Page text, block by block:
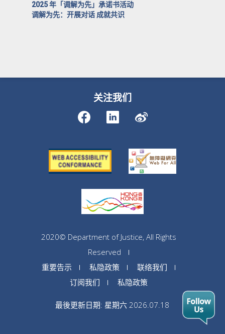
2025 年「调解为先」承诺书活动
调解为先：开展对话 成就共识
关注我们
2020© Department of Justice, All Rights
Reserved
重要告示
私隐政策
联络我们
订阅我们
私隐政策
最後更新日期: 星期六 2026.07.18